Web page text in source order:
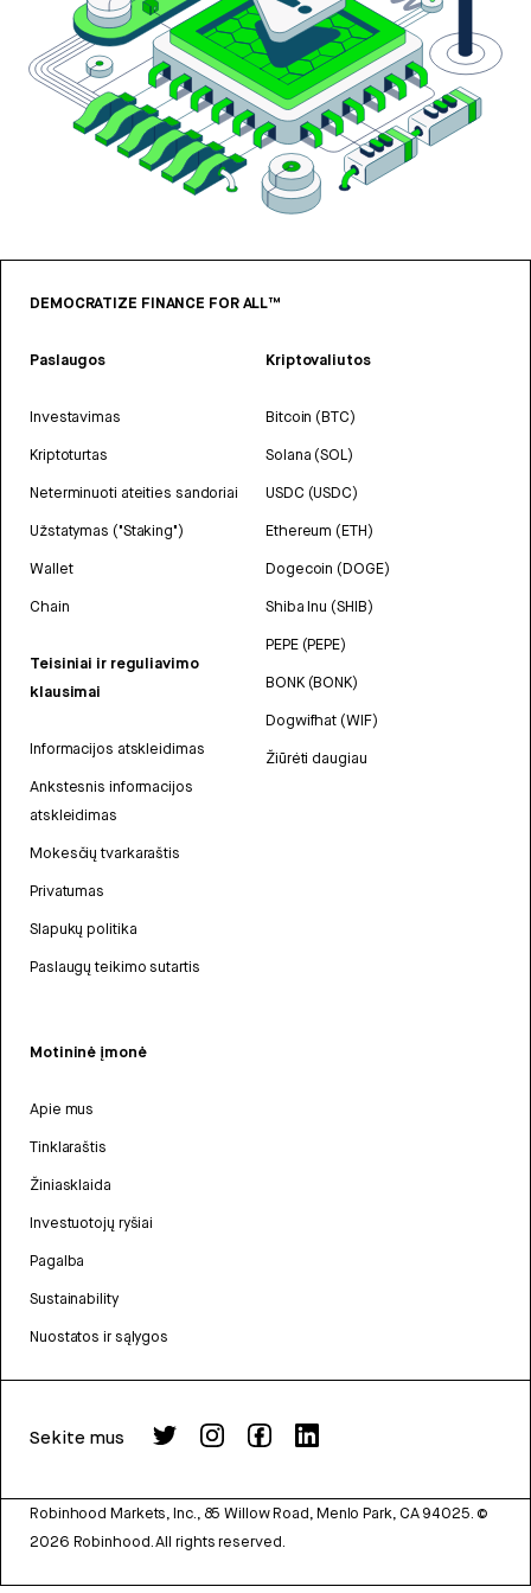
DEMOCRATIZE FINANCE FOR ALL™
Paslaugos
Investavimas
Kriptoturtas
Neterminuoti ateities sandoriai
Užstatymas ("Staking")
Wallet
Chain
Teisiniai ir reguliavimo
klausimai
Informacijos atskleidimas
Ankstesnis informacijos
atskleidimas
Mokesčių tvarkaraštis
Privatumas
Slapukų politika
Paslaugų teikimo sutartis
Kriptovaliutos
Bitcoin (BTC)
Solana (SOL)
USDC (USDC)
Ethereum (ETH)
Dogecoin (DOGE)
Shiba Inu (SHIB)
PEPE (PEPE)
BONK (BONK)
Dogwifhat (WIF)
Žiūrėti daugiau
Motininė įmonė
Apie mus
Tinklaraštis
Žiniasklaida
Investuotojų ryšiai
Pagalba
Sustainability
Nuostatos ir sąlygos
Sekite mus
Robinhood Markets, Inc., 85 Willow Road, Menlo Park, CA 94025. ©
2026 Robinhood. All rights reserved.